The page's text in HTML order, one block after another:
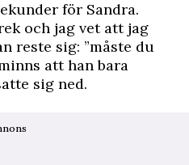
för Sandra.
och jag vet att jag
reste sig: ”måste du
att han bara
sig ned.